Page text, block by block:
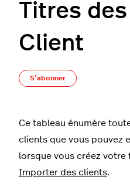
Titres
Client
S’abonner
Ce tableau énumère
clients que vous pouvez
lorsque vous créez
Importer des clients.